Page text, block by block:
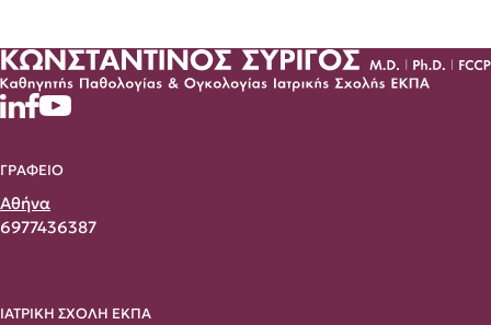
ΓΡΑΦΕΙΟ
Αθήνα
6977436387
ΙΑΤΡΙΚΗ ΣΧΟΛΗ ΕΚΠΑ